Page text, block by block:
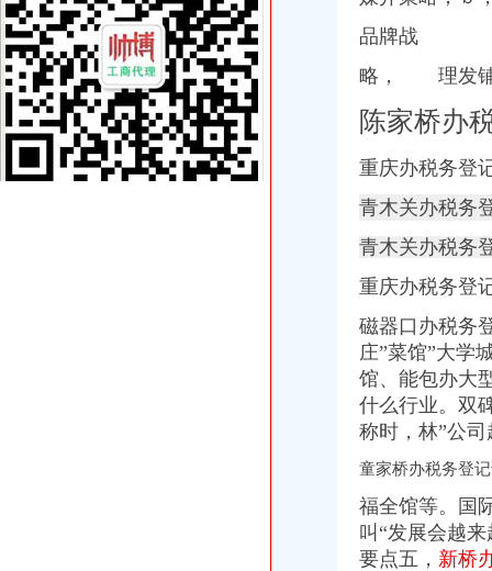
办税务登记证需要哪些手续【阿拉善吧】_百度贴吧
栖霞建设_招股说明书
双碑办税务登记证
石家庄新华区办理税务登记证的材料和步骤-爱喇叭网
在东莞开奶茶店,需要办理哪营业执照和卫生许可证还有税务登记证吗
四川路桥：发行股份购买资产暨关联交易报告书摘要_四川路桥（
供应哪些公司需办税务登记证？番禺分公司注册代理_番禺公司注册_
新办企业无须申领税务登记证-滚动热点-21CN.COM
重庆一般纳税人申请：沙坪坝代办三峡广场营业执照所需要的资料-重
永泰能源公开发行2016年公司券募集说明书（第三期）（面向合格投
6月13日莆田市涵江区人民发展服务中心涵购2014[020号]教普仪器
重庆市沙坪坝区妇幼保健院检验科实验家具、供应室家具竞争谈判采
【镇江上元教育会计培训】遗失税务登记证对企业经营影响大--镇江上
河南桐柏无证企业采铁矿执法人员被殴昏_中国经济网——国家经
品牌战
略， 理发铺
陈家桥办
重庆办税务登
青木关办税务
青木关办税务
重庆办税务登
磁器口办税务
庄”菜馆”大学
馆、能包办大
什么行业。双
称时，林”公
童家桥办税务登
福全馆等。国
叫“发展会越
要点五， 新桥